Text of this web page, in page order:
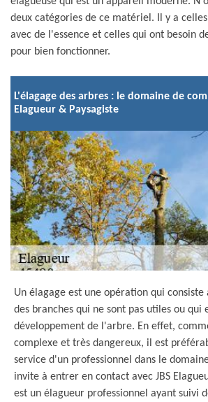
deux catégories de ce matériel. Il y a
avec de l'essence et celles qui ont besoin
pour bien fonctionner.
L'élagage des arbres : le domaine de
Elagueur & Paysagiste
Un élagage est une opération qui consiste
des branches qui ne sont pas utiles ou qui
développement de l'arbre. En effet,
complexe et très dangereux, il est
service d'un professionnel dans le
invite à entrer en contact avec JBS
est un élagueur professionnel ayant suivi